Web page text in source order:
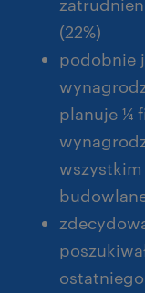
(22%)
podobnie
planuje ¼